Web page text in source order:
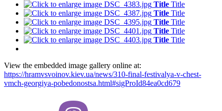
Title Title
Title Title
Title Title
Title Title
Title Title
View the embedded image gallery online at:
https://hramvsvoinov.kiev.ua/news/310-final-festivalya-v-chest-
vmch-georgiya-pobedonostsa.html#sigProId84ea0cd679